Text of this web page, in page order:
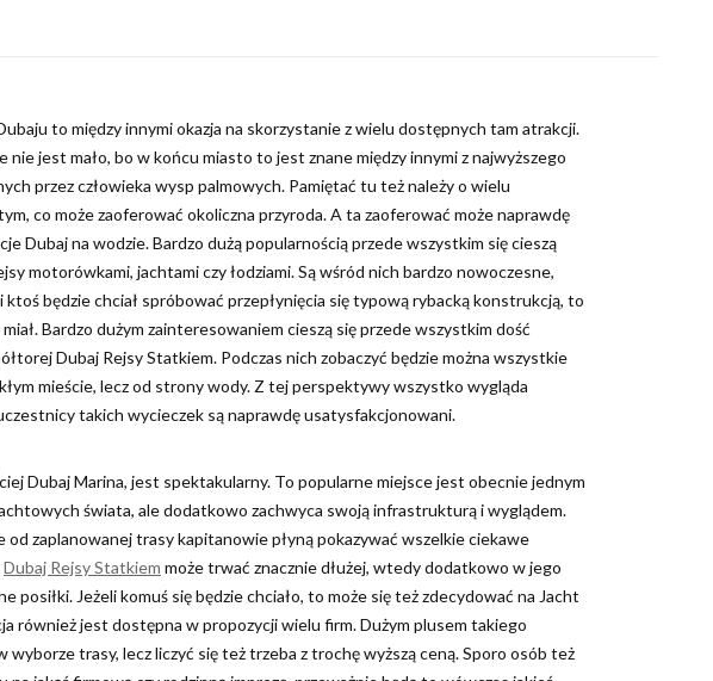
to między innymi okazja na skorzystanie z wielu dostępnych tam atrakcji.
nie jest mało, bo w końcu miasto to jest znane między innymi z najwyższego
przez człowieka wysp palmowych. Pamiętać tu też należy o wielu
co może zaoferować okoliczna przyroda. A ta zaoferować może naprawdę
Dubaj na wodzie. Bardzo dużą popularnością przede wszystkim się cieszą
motorówkami, jachtami czy łodziami. Są wśród nich bardzo nowoczesne,
będzie chciał spróbować przepłynięcia się typową rybacką konstrukcją, to
Bardzo dużym zainteresowaniem cieszą się przede wszystkim dość
Dubaj Rejsy Statkiem. Podczas nich zobaczyć będzie można wszystkie
mieście, lecz od strony wody. Z tej perspektywy wszystko wygląda
takich wycieczek są naprawdę usatysfakcjonowani.
Dubaj Marina, jest spektakularny. To popularne miejsce jest obecnie jednym
świata, ale dodatkowo zachwyca swoją infrastrukturą i wyglądem.
od zaplanowanej trasy kapitanowie płyną pokazywać wszelkie ciekawe
Dubaj Rejsy Statkiem może trwać znacznie dłużej, wtedy dodatkowo w jego
posiłki. Jeżeli komuś się będzie chciało, to może się też zdecydować na Jacht
również jest dostępna w propozycji wielu firm. Dużym plusem takiego
wyborze trasy, lecz liczyć się też trzeba z trochę wyższą ceną. Sporo osób też